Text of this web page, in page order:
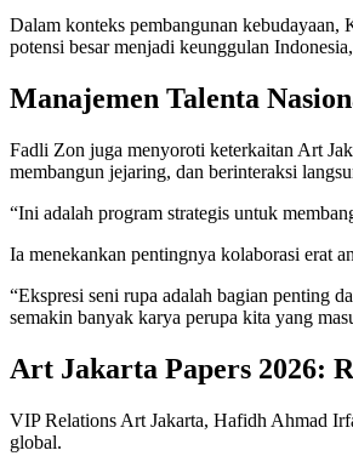
Dalam konteks pembangunan kebudayaan,
potensi besar menjadi keunggulan
Manajemen Talenta
Fadli Zon juga menyoroti keterkaitan Art
membangun jejaring, dan berinteraksi
“Ini adalah program strategis untuk
Ia menekankan pentingnya kolaborasi erat
“Ekspresi seni rupa adalah bagian penting
semakin banyak karya perupa kita yang
Art Jakarta Papers 2026:
VIP Relations Art Jakarta, Hafidh Ahmad
global.